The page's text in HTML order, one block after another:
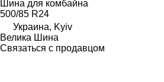
Шина для комбайна
500/85 R24
Украина, Kyiv
Велика Шина
Связаться с продавцом